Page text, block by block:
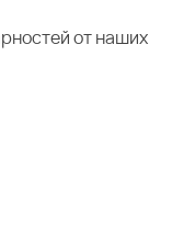
от наших